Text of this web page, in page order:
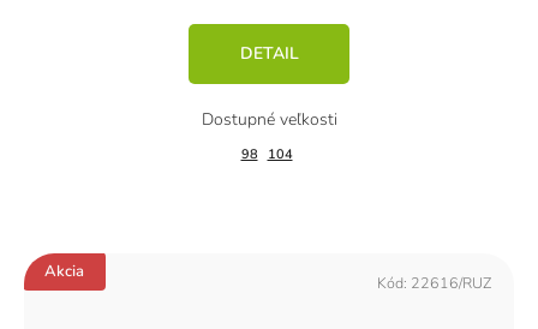
DETAIL
98 104
Akcia
Kód: 22616/RUZ